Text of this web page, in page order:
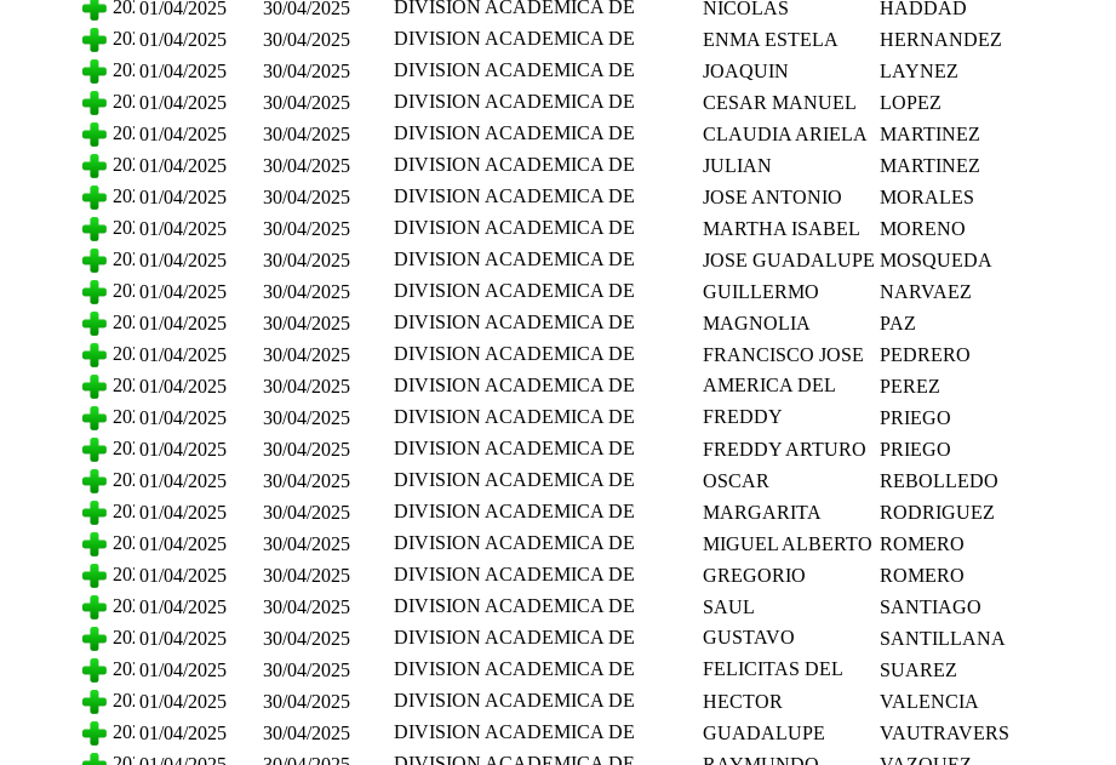
HUMANIDADES
202501/04/2025 30/04/2025
DIVISION ACADEMICA DE
CIENCIAS SOCIALES Y
HUMANIDADES
NICOLAS
HADDAD
202501/04/2025 30/04/2025
DIVISION ACADEMICA DE
CIENCIAS SOCIALES Y
HUMANIDADES
ENMA ESTELA
HERNANDEZ
202501/04/2025 30/04/2025
DIVISION ACADEMICA DE
CIENCIAS SOCIALES Y
HUMANIDADES
JOAQUIN
LAYNEZ
202501/04/2025 30/04/2025
DIVISION ACADEMICA DE
CIENCIAS SOCIALES Y
HUMANIDADES
CESAR MANUEL
LOPEZ
202501/04/2025 30/04/2025
DIVISION ACADEMICA DE
CIENCIAS SOCIALES Y
HUMANIDADES
CLAUDIA ARIELA
MARTINEZ
202501/04/2025 30/04/2025
DIVISION ACADEMICA DE
CIENCIAS SOCIALES Y
HUMANIDADES
JULIAN
MARTINEZ
202501/04/2025 30/04/2025
DIVISION ACADEMICA DE
CIENCIAS SOCIALES Y
HUMANIDADES
JOSE ANTONIO
MORALES
202501/04/2025 30/04/2025
DIVISION ACADEMICA DE
CIENCIAS SOCIALES Y
HUMANIDADES
MARTHA ISABEL
MORENO
202501/04/2025 30/04/2025
DIVISION ACADEMICA DE
CIENCIAS SOCIALES Y
HUMANIDADES
JOSE GUADALUPE MOSQUEDA
202501/04/2025 30/04/2025
DIVISION ACADEMICA DE
CIENCIAS SOCIALES Y
HUMANIDADES
GUILLERMO
NARVAEZ
202501/04/2025 30/04/2025
DIVISION ACADEMICA DE
CIENCIAS SOCIALES Y
HUMANIDADES
MAGNOLIA
PAZ
202501/04/2025 30/04/2025
DIVISION ACADEMICA DE
CIENCIAS SOCIALES Y
HUMANIDADES
FRANCISCO JOSE
PEDRERO
202501/04/2025 30/04/2025
DIVISION ACADEMICA DE
CIENCIAS SOCIALES Y
HUMANIDADES
AMERICA DEL
CARMEN
PEREZ
202501/04/2025 30/04/2025
DIVISION ACADEMICA DE
CIENCIAS SOCIALES Y
HUMANIDADES
FREDDY
ALBERTO
PRIEGO
202501/04/2025 30/04/2025
DIVISION ACADEMICA DE
CIENCIAS SOCIALES Y
HUMANIDADES
FREDDY ARTURO
PRIEGO
202501/04/2025 30/04/2025
DIVISION ACADEMICA DE
CIENCIAS SOCIALES Y
HUMANIDADES
OSCAR
REBOLLEDO
202501/04/2025 30/04/2025
DIVISION ACADEMICA DE
CIENCIAS SOCIALES Y
HUMANIDADES
MARGARITA
RODRIGUEZ
202501/04/2025 30/04/2025
DIVISION ACADEMICA DE
CIENCIAS SOCIALES Y
HUMANIDADES
MIGUEL ALBERTO ROMERO
202501/04/2025 30/04/2025
DIVISION ACADEMICA DE
CIENCIAS SOCIALES Y
HUMANIDADES
GREGORIO
ROMERO
202501/04/2025 30/04/2025
DIVISION ACADEMICA DE
CIENCIAS SOCIALES Y
HUMANIDADES
SAUL
SANTIAGO
202501/04/2025 30/04/2025
DIVISION ACADEMICA DE
CIENCIAS SOCIALES Y
HUMANIDADES
GUSTAVO
ALFONSO
SANTILLANA
202501/04/2025 30/04/2025
DIVISION ACADEMICA DE
CIENCIAS SOCIALES Y
HUMANIDADES
FELICITAS DEL
CARMEN
SUAREZ
202501/04/2025 30/04/2025
DIVISION ACADEMICA DE
CIENCIAS SOCIALES Y
HUMANIDADES
HECTOR
VALENCIA
202501/04/2025 30/04/2025
DIVISION ACADEMICA DE
CIENCIAS SOCIALES Y
GUADALUPE
VAUTRAVERS